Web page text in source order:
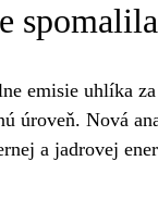
emisie uhlíka
úroveň. Nová
a jadrovej